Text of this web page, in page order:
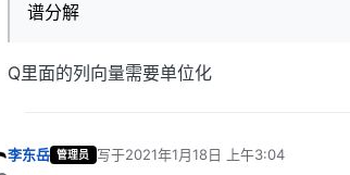
谱分解
Q里面的列向量需要单位化
李东岳 管理员 写于2021年1月18日 上午3:04
最后由 编辑